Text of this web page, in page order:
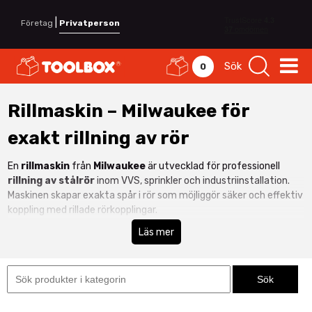
Företag Privatperson
0 Sök
Rillmaskin – Milwaukee för
exakt rillning av rör
En rillmaskin från Milwaukeeär utvecklad för professionell
rillning av stålrörinom VVS, sprinkler och industriinstallation.
Maskinen skapar exakta spår i rör som möjliggör säker och effektiv
koppling med rillade rörkopplingar.
batteridriven rillmaskinfår du mobilitet och flexibilitet
utan behov av extern strömkälla. Milwaukee levererar kraftfull
användning. Se även hela vårt sortiment inom
Maskiner &
Elverktygför fler professionella lösningar.
Läs mer